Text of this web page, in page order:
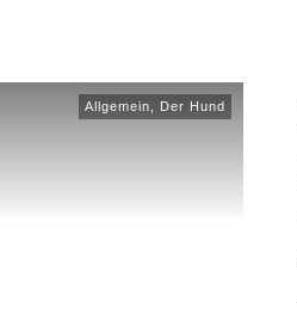
Allgemein Der Hund